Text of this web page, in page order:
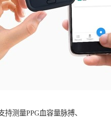
测量PPG血容量脉搏、